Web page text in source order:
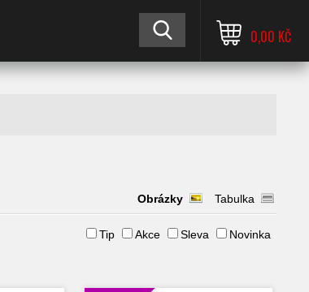
0,00 KČ
Obrázky Tabulka
Tip Akce Sleva Novinka